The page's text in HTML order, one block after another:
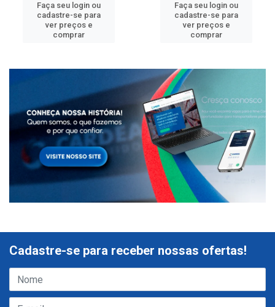
Faça seu login ou
cadastre-se para
ver preços e
comprar
Faça seu login ou
cadastre-se para
ver preços e
comprar
Cadastre-se para receber nossas ofertas!